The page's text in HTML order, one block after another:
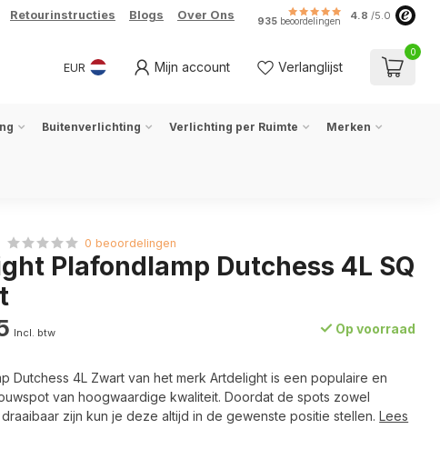
Retourinstructies Blogs Over Ons 935 beoordelingen 4.8 /5.0
EUR Mijn account Verlanglijst
0
Buitenverlichting Verlichting per Ruimte Merken
0 beoordelingen
Plafondlamp Dutchess 4L SQ
Incl. btw Op voorraad
Dutchess 4L Zwart van het merk Artdelight is een populaire en
van hoogwaardige kwaliteit. Doordat de spots zowel
zijn kun je deze altijd in de gewenste positie stellen.Lees